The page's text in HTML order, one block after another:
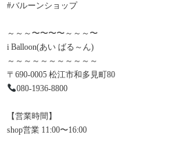
#バルーンショップ
～～～〜〜〜〜～～～〜
i Balloon(あい ばる～ん)
～～～～～～～～～～～
〒690-0005 松江市和多見町80
080-1936-8800
【営業時間】
shop営業 11:00〜16:00